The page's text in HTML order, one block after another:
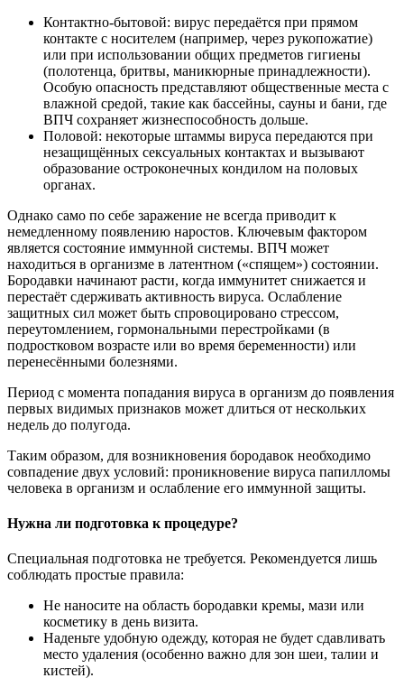
Контактно-бытовой: вирус передаётся при прямом
контакте с носителем (например, через рукопожатие)
или при использовании общих предметов гигиены
(полотенца, бритвы, маникюрные принадлежности).
Особую опасность представляют общественные места с
влажной средой, такие как бассейны, сауны и бани, где
ВПЧ сохраняет жизнеспособность дольше.
Половой: некоторые штаммы вируса передаются при
незащищённых сексуальных контактах и вызывают
образование остроконечных кондилом на половых
органах.
Однако само по себе заражение не всегда приводит к
немедленному появлению наростов. Ключевым фактором
является состояние иммунной системы. ВПЧ может
находиться в организме в латентном («спящем») состоянии.
Бородавки начинают расти, когда иммунитет снижается и
перестаёт сдерживать активность вируса. Ослабление
защитных сил может быть спровоцировано стрессом,
переутомлением, гормональными перестройками (в
подростковом возрасте или во время беременности) или
перенесёнными болезнями.
Период с момента попадания вируса в организм до появления
первых видимых признаков может длиться от нескольких
недель до полугода.
Таким образом, для возникновения бородавок необходимо
совпадение двух условий: проникновение вируса папилломы
человека в организм и ослабление его иммунной защиты.
Нужна ли подготовка к процедуре?
Специальная подготовка не требуется. Рекомендуется лишь
соблюдать простые правила:
Не наносите на область бородавки кремы, мази или
косметику в день визита.
Наденьте удобную одежду, которая не будет сдавливать
место удаления (особенно важно для зон шеи, талии и
кистей).